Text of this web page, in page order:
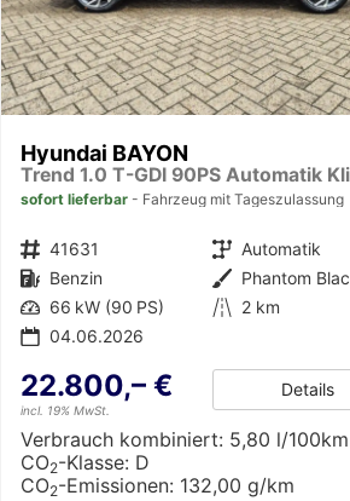
Hyundai BAYON
sofort lieferbar Fahrzeug mit Tageszulassung
Fahrzeugnr. 41631 Getriebe Automatik
Kraftstoff Benzin Außenfarbe Phantom
Leistung 66 kW (90 PS) Kilometerstand 2 km
04.06.2026
22.800,– €
incl. 19% MwSt.
Details
Verbrauch kombiniert: 5,80 l/100km
CO2-Klasse: D
CO2-Emissionen: 132,00 g/km